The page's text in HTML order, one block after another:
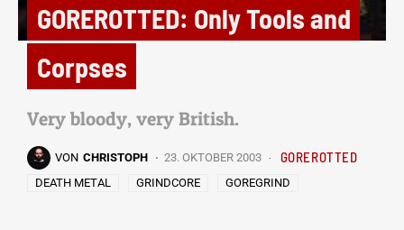
GOREROTTED: Only Tools and
Corpses
Very bloody, very British.
VON CHRISTOPH 23. OKTOBER 2003 GOREROTTED
DEATH METAL GRINDCORE GOREGRIND